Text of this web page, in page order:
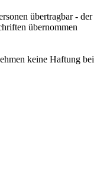
übertragbar - der
übernommen
keine Haftung bei